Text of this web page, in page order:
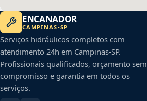
ENCANADOR
CAMPINAS-SP
Serviços hidráulicos completos com
atendimento 24h em Campinas-SP.
Profissionais qualificados, orçamento sem
compromisso e garantia em todos os
serviços.